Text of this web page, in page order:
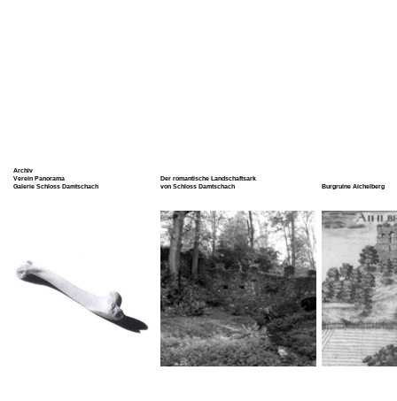
Archiv
Verein Panorama
Galerie Schloss Damtschach
Der romantische Landschaftsark
von Schloss Damtschach
Burgruine Aichelberg